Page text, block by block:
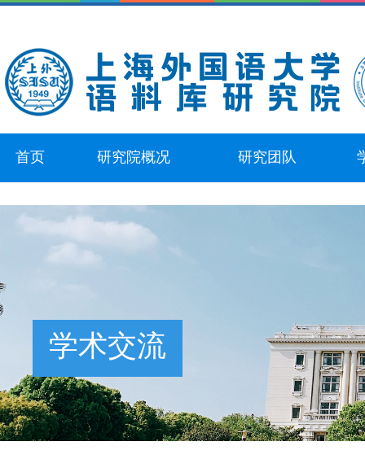
首页 研究院概况 研究团队
学术交流